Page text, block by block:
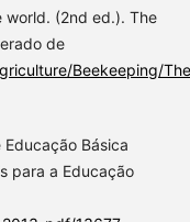
world. (2nd ed.). The
de
Beekeeping/
Básica
para a Educação